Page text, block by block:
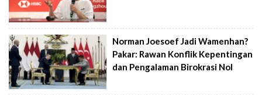
Norman Joesoef Jadi Wamenhan?
Pakar: Rawan Konflik Kepentingan
dan Pengalaman Birokrasi Nol